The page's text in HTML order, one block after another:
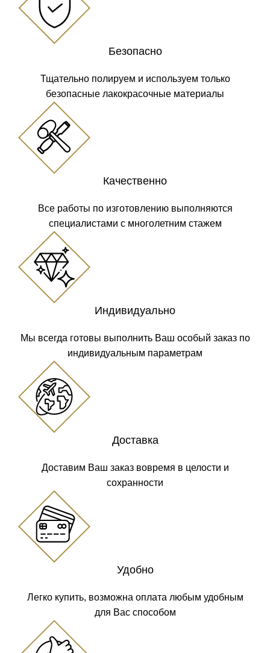
Безопасно
Тщательно полируем и используем только
безопасные лакокрасочные материалы
Качественно
Все работы по изготовлению выполняются
специалистами с многолетним стажем
Индивидуально
Мы всегда готовы выполнить Ваш особый заказ по
индивидуальным параметрам
Доставка
Доставим Ваш заказ вовремя в целости и
сохранности
Удобно
Легко купить, возможна оплата любым удобным
для Вас способом